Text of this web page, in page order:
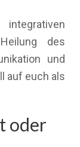
des
und
auf euch als
oder